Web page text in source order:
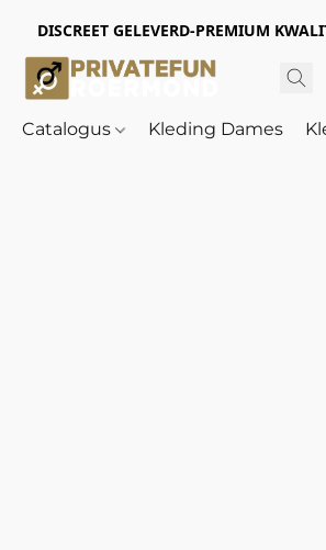
DISCREET GELEVERD-PREMIUM
Catalogus Kleding Dames